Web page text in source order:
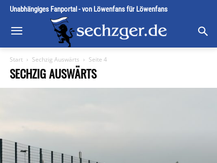
Unabhängiges Fanportal - von Löwenfans für Löwenfans
Start Sechzig Auswärts Seite 4
SECHZIG AUSWÄRTS